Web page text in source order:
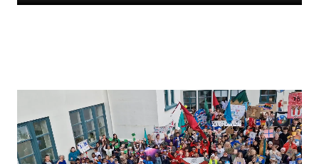
Námsmat
Læsi
Lestrarheftin